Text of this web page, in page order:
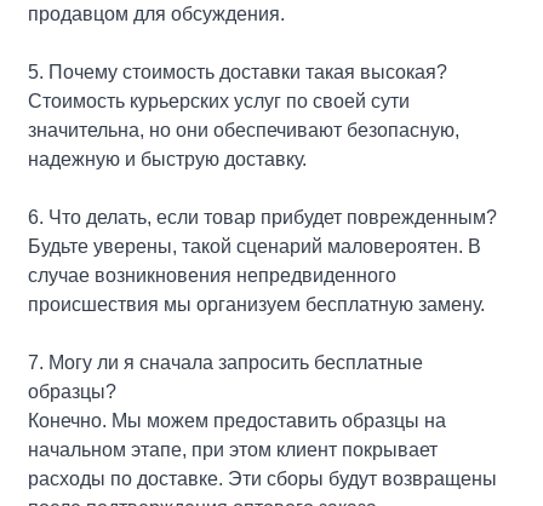
продавцом для обсуждения.
5. Почему стоимость доставки такая высокая?
Стоимость курьерских услуг по своей сути
значительна, но они обеспечивают безопасную,
надежную и быструю доставку.
6. Что делать, если товар прибудет поврежденным?
Будьте уверены, такой сценарий маловероятен. В
случае возникновения непредвиденного
происшествия мы организуем бесплатную замену.
7. Могу ли я сначала запросить бесплатные
образцы?
Конечно. Мы можем предоставить образцы на
начальном этапе, при этом клиент покрывает
расходы по доставке. Эти сборы будут возвращены